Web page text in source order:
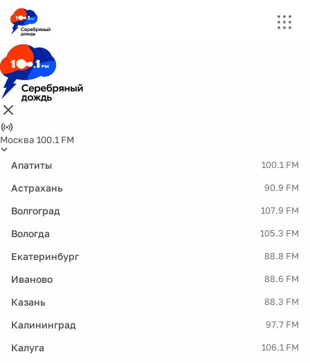
Москва 100.1 FM
Апатиты 100.1 FM
Астрахань 90.9 FM
Волгоград 107.9 FM
Вологда 105.3 FM
Екатеринбург 88.8 FM
Иваново 88.6 FM
Казань 88.3 FM
Калининград 97.7 FM
Калуга 106.1 FM